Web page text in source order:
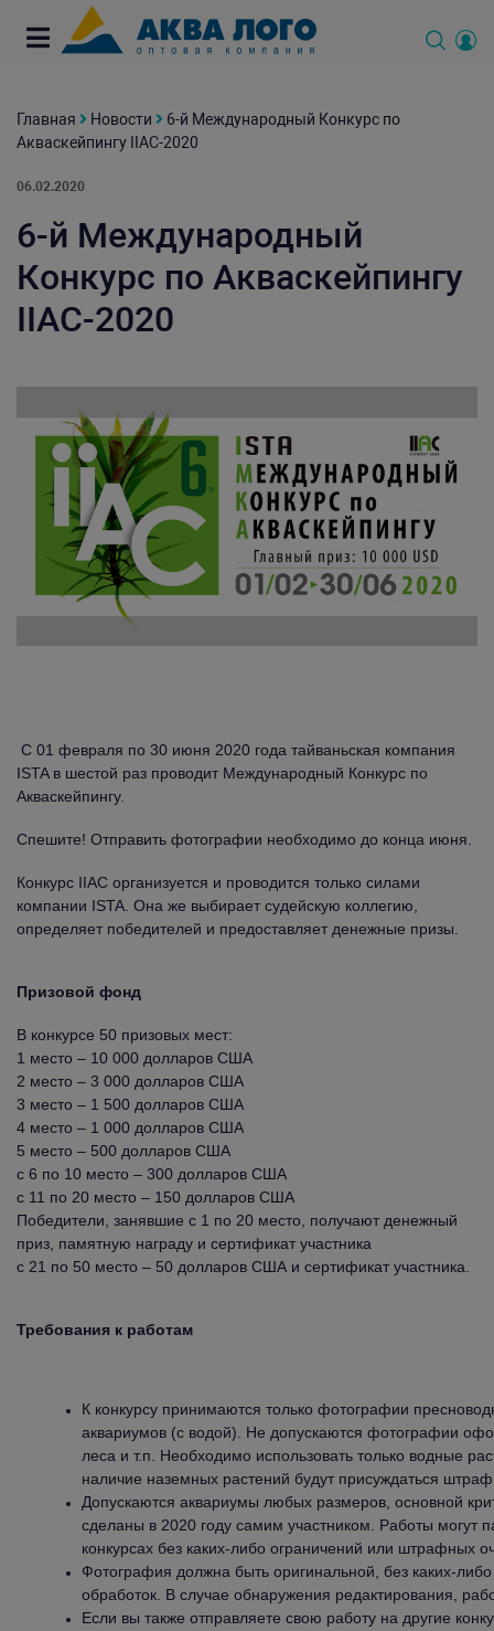
Главная Новости
6-й Международный Конкурс по
Акваскейпингу IIAC-2020
06.02.2020
6-й Международный
Конкурс по Акваскейпингу
IIAC-2020
С 01 февраля по 30 июня 2020 года тайваньская компания
ISTA в шестой раз проводит Международный Конкурс по
Акваскейпингу.
Спешите! Отправить фотографии необходимо до конца июня.
Конкурс IIAC организуется и проводится только силами
компании ISTA. Она же выбирает судейскую коллегию,
определяет победителей и предоставляет денежные призы.
Призовой фонд
В конкурсе 50 призовых мест:
1 место – 10 000 долларов США
2 место – 3 000 долларов США
3 место – 1 500 долларов США
4 место – 1 000 долларов США
5 место – 500 долларов США
с 6 по 10 место – 300 долларов США
с 11 по 20 место – 150 долларов США
Победители, занявшие с 1 по 20 место, получают денежный
приз, памятную награду и сертификат участника
с 21 по 50 место – 50 долларов США и сертификат участника.
Требования к работам
К конкурсу принимаются только фотографии
аквариумов (с водой). Не допускаются фотографии
леса и т.п. Необходимо использовать только водные
наличие наземных растений будут присуждаться
Допускаются аквариумы любых размеров, основной
сделаны в 2020 году самим участником. Работы могут
конкурсах без каких-либо ограничений или штрафных
Фотография должна быть оригинальной, без каких-
обработок. В случае обнаружения редактирования,
Если вы также отправляете свою работу на другие